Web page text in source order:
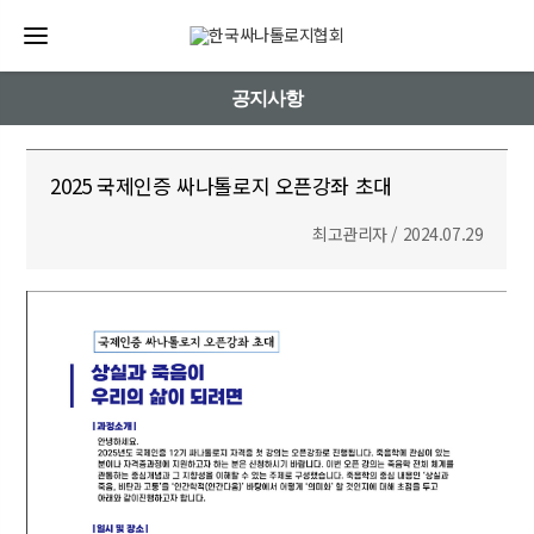
공지사항
2025 국제인증 싸나톨로지 오픈강좌 초대
최고관리자 / 2024.07.29